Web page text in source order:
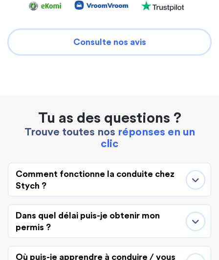
Consulte nos avis
Tu as des questions ?
Trouve toutes nos réponses en un
clic
Comment fonctionne la conduite chez
Stych ?
Dans quel délai puis-je obtenir mon
permis ?
Où puis-je apprendre à conduire / vous